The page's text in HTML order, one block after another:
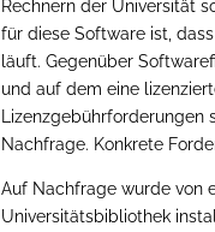
Rechnern der Universität
für diese Software ist,
läuft. Gegenüber
und auf dem eine
Nachfrage. Konkrete
Auf Nachfrage wurde von
Universitätsbibliothek